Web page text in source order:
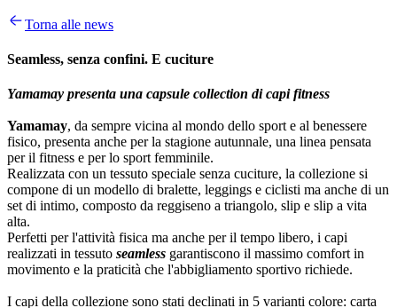
Torna alle news
Seamless, senza confini. E cuciture
Yamamay presenta una capsule collection di capi fitness
Yamamay, da sempre vicina al mondo dello sport e al benessere
fisico, presenta anche per la stagione autunnale, una linea pensata
per il fitness e per lo sport femminile.
Realizzata con un tessuto speciale senza cuciture, la collezione si
compone di un modello di bralette, leggings e ciclisti ma anche di un
set di intimo, composto da reggiseno a triangolo, slip e slip a vita
alta.
Perfetti per l'attività fisica ma anche per il tempo libero, i capi
realizzati in tessuto seamless garantiscono il massimo comfort in
movimento e la praticità che l'abbigliamento sportivo richiede.
I capi della collezione sono stati declinati in 5 varianti colore: carta